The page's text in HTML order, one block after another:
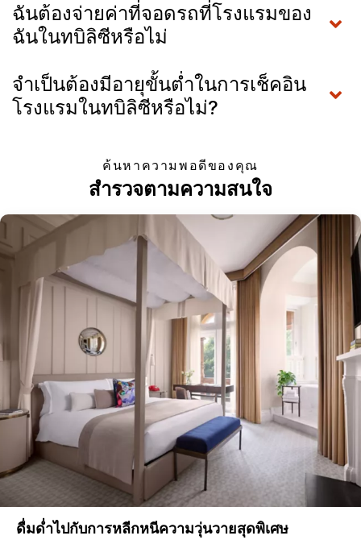
ฉันต้องจ่ายค่าที่จอดรถที่โรงแรมของ
ฉันในทบิลิซีหรือไม่
จำเป็นต้องมีอายุขั้นต่ำในการเช็คอิน
โรงแรมในทบิลิซีหรือไม่?
ค้นหาความพอดีของคุณ
สำรวจตามความสนใจ
ดื่มด่ำไปกับการหลีกหนีความวุ่นวายสุดพิเศษ